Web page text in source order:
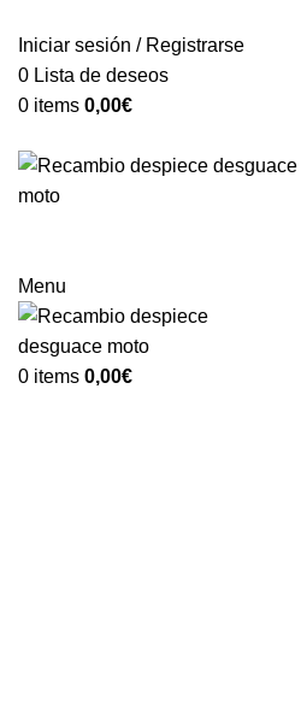
Iniciar sesión / Registrarse
0 Lista de deseos
0 items 0,00€
Menu
0 items 0,00€